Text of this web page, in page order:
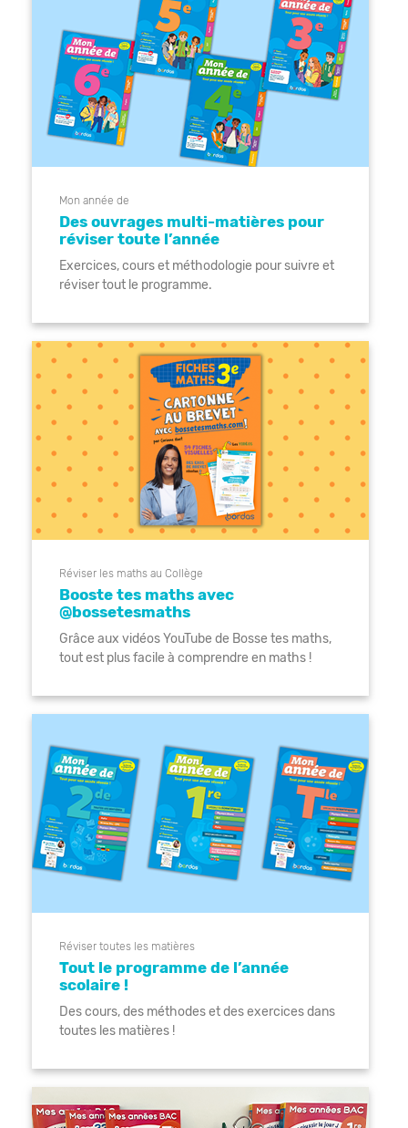
Mon année de
Des ouvrages multi-matières pour
réviser toute l’année
Exercices, cours et méthodologie pour suivre et
réviser tout le programme.
Réviser les maths au Collège
Booste tes maths avec
@bossetesmaths
Grâce aux vidéos YouTube de Bosse tes maths,
tout est plus facile à comprendre en maths !
Réviser toutes les matières
Tout le programme de l’année
scolaire !
Des cours, des méthodes et des exercices dans
toutes les matières !